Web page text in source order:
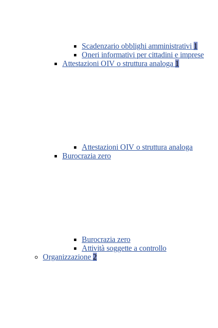
Scadenzario obblighi amministrativi 1
Oneri informativi per cittadini e imprese
Attestazioni OIV o struttura analoga 1
Attestazioni OIV o struttura analoga
Burocrazia zero
Burocrazia zero
Attività soggette a controllo
Organizzazione 2